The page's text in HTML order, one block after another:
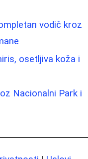
vodič kroz
osetljiva koža i
Nacionalni Park i